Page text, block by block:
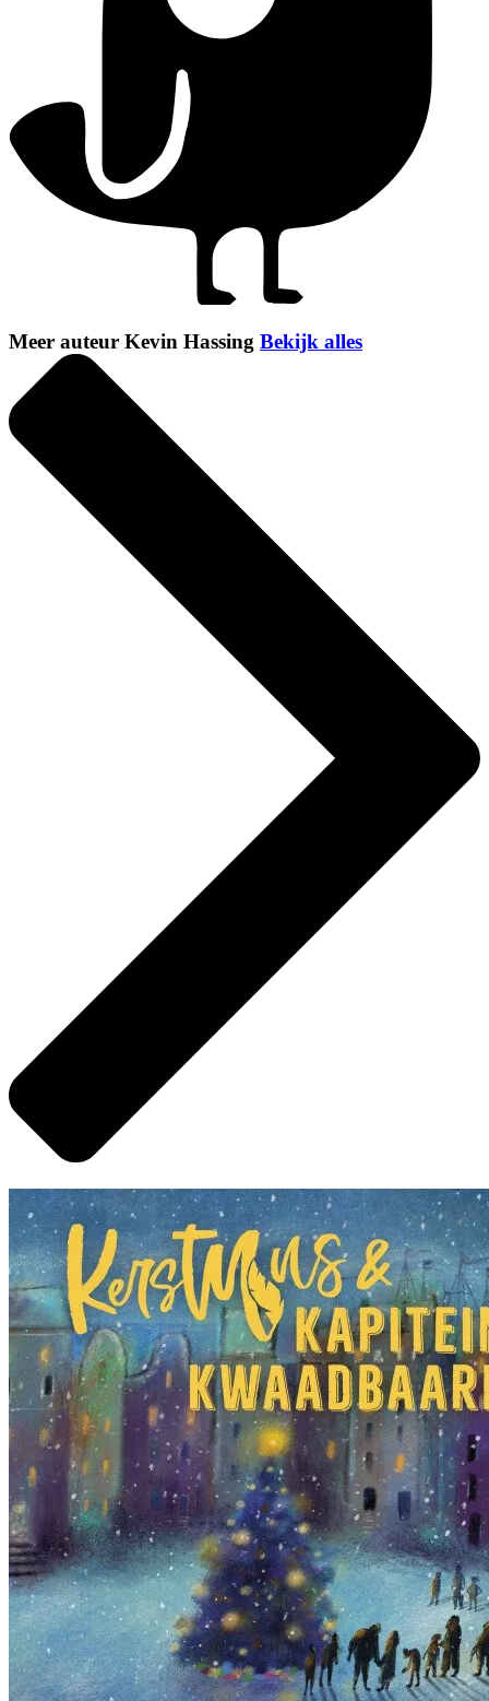
Meer auteur Kevin Hassing Bekijk alles